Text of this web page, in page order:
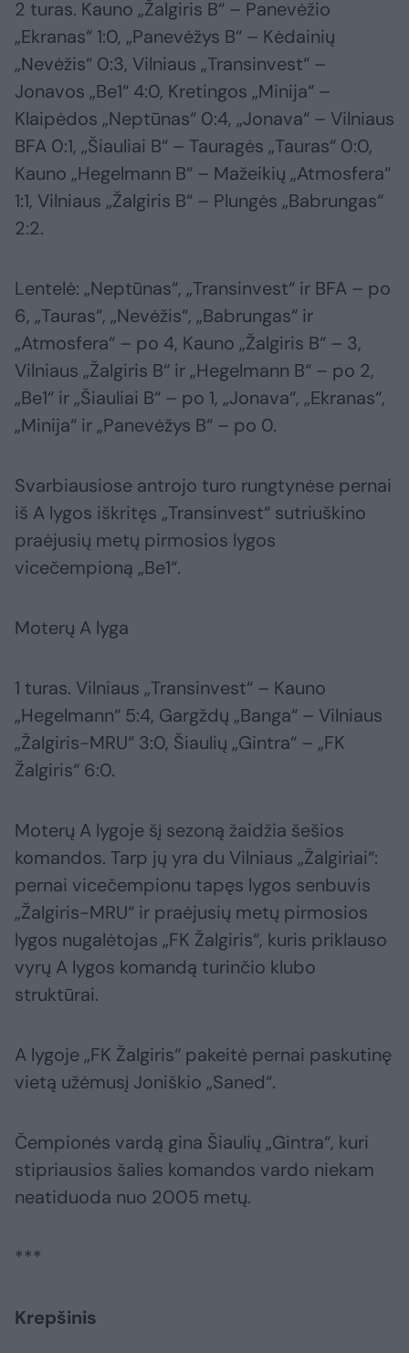
2 turas. Kauno „Žalgiris B“ – Panevėžio
„Ekranas“ 1:0, „Panevėžys B“ – Kėdainių
„Nevėžis“ 0:3, Vilniaus „Transinvest“ –
Jonavos „Be1“ 4:0, Kretingos „Minija“ –
Klaipėdos „Neptūnas“ 0:4, „Jonava“ – Vilniaus
BFA 0:1, „Šiauliai B“ – Tauragės „Tauras“ 0:0,
Kauno „Hegelmann B“ – Mažeikių „Atmosfera“
1:1, Vilniaus „Žalgiris B“ – Plungės „Babrungas“
2:2.
Lentelė: „Neptūnas“, „Transinvest“ ir BFA – po
6, „Tauras“, „Nevėžis“, „Babrungas“ ir
„Atmosfera“ – po 4, Kauno „Žalgiris B“ – 3,
Vilniaus „Žalgiris B“ ir „Hegelmann B“ – po 2,
„Be1“ ir „Šiauliai B“ – po 1, „Jonava“, „Ekranas“,
„Minija“ ir „Panevėžys B“ – po 0.
Svarbiausiose antrojo turo rungtynėse pernai
iš A lygos iškritęs „Transinvest“ sutriuškino
praėjusių metų pirmosios lygos
vicečempioną „Be1“.
Moterų A lyga
1 turas. Vilniaus „Transinvest“ – Kauno
„Hegelmann“ 5:4, Gargždų „Banga“ – Vilniaus
„Žalgiris-MRU“ 3:0, Šiaulių „Gintra“ – „FK
Žalgiris“ 6:0.
Moterų A lygoje šį sezoną žaidžia šešios
komandos. Tarp jų yra du Vilniaus „Žalgiriai“:
pernai vicečempionu tapęs lygos senbuvis
„Žalgiris-MRU“ ir praėjusių metų pirmosios
lygos nugalėtojas „FK Žalgiris“, kuris priklauso
vyrų A lygos komandą turinčio klubo
struktūrai.
A lygoje „FK Žalgiris“ pakeitė pernai paskutinę
vietą užėmusį Joniškio „Saned“.
Čempionės vardą gina Šiaulių „Gintra“, kuri
stipriausios šalies komandos vardo niekam
neatiduoda nuo 2005 metų.
***
Krepšinis